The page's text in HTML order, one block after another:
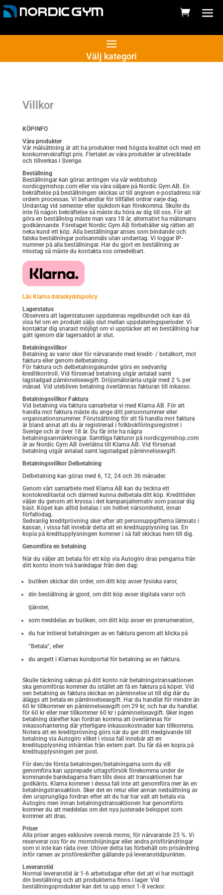
Välj kategori
Villkor
KÖPINFO
Våra produkter
Vår målsättning är att ha produkter med högsta kvalitet och med ett
konkurrenskraftigt pris. Flertalet av våra produkter är utvecklade
och tillverkas i Sverige.
Beställning
Beställningar kan göras antingen via vår webbshop
nordicgymshop.com eller via våra säljare på Nordic Gym AB. En
bekräftelse på beställningen skickas ut till angiven e-postadress när
ordern processas. Vi behandlar för tillfället ordrar varje dag.
Undantag vid semester eller sjukdom kan förekomma. Skulle du
inte få någon bekräftelse så måste du höra av dig till oss. För att
göra en beställning måste man vara 18 år, alternativt ha målsmans
godkännande. Företaget Nordic Gym AB förbehåller sig rätten att
neka kund ett köp. Alla beställningar anses som bindande och
falska beställningar polisanmäls utan undantag. Vi loggar IP-
nummer på alla beställningar. Har du gjort en beställning av
misstag så måste du kontakta oss omedelbart.
Läs Klarna dataskyddspolicy
Lagerstatus
Observera att lagerstatusen uppdateras regelbundet och kan då
visa fel om en produkt säljs slut mellan uppdateringsperioder. Vi
kontaktar dig snarast möjligt om vi upptäcker att en beställning har
gått igenom där lagersaldot är slut.
Betalningsvillkor
Betalning av varor sker för närvarande med kredit- / betalkort, mot
faktura eller genom delbetalning.
För faktura och delbetalningskunder görs en sedvanlig
kreditkontroll. Vid försenad betalning utgår avtalad samt
lagstadgad påminnelseavgift. Dröjsmålsränta utgår med 2 % per
månad. Vid utebliven betalning överlämnas fakturan till inkasso.
Betalningsvillkor Faktura
Vid betalning via faktura samarbetar vi med Klarna AB. För att
handla mot faktura måste du ange ditt personnummer eller
organisationsnummer. Förutsättning för att få handla mot faktura
är bland annat att du är registrerad i folkbokföringsregistret i
Sverige och är över 18 år. Du får inte ha några
betalningsanmärkningar. Samtliga fakturor på nordicgymshop.com
är av Nordic Gym AB överlåtna till Klarna AB. Vid försenad
betalning utgår avtalad samt lagstadgad påminnelseavgift.
Betalningsvillkor Delbetalning
Delbetalning kan göras med 6, 12, 24 och 36 månader.
Genom vårt samarbete med Klarna AB kan du teckna ett
kontokreditavtal och därmed kunna delbetala ditt köp. Kredittiden
väljer du genom att kryssa i det kampanjalternativ som passar dig
bäst. Köpet kan alltid betalas i sin helhet närsomhelst, innan
förfallodag.
Sedvanlig kreditprövning sker efter att personuppgifterna lämnats i
kassan, i vissa fall innebär detta att en kreditupplysning tas. En
kopia på kreditupplysningen kommer i så fall skickas hem till dig.
Genomföra en betalning
När du väljer att betala för ett köp via Autogiro dras pengarna från
ditt konto inom två bankdagar från den dag:
butiken skickar din order, om ditt köp avser fysiska varor,
din beställning är gjord, om ditt köp avser digitala varor och
tjänster,
som meddelas av butiken, om ditt köp avser en prenumeration,
du har initierat betalningen av en faktura genom att klicka på
“Betala”, eller
du angett i Klarnas kundportal för betalning av en faktura.
Skulle täckning saknas på ditt konto när betalningstransaktionen
ska genomföras kommer du istället att få en faktura på köpet. Vid
sen betalning av faktura skickas en påminnelse ut till dig där du
åläggs att betala en påminnelseavgift. Har du handlat för mindre än
60 kr tillkommer en påminnelseavgift om 29 kr, och har du handlat
för 60 kr eller mer tillkommer 60 kr i påminnelseavgift. Sker ingen
betalning därefter kan fordran komma att överlämnas för
inkassohantering där ytterligare inkassokostnader kan tillkomma.
Notera att en kreditprövning görs när du ger ditt medgivande till
betalning via Autogiro vilket i vissa fall innebär att en
kreditupplysning inhämtas från extern part. Du får då en kopia på
kreditupplysningen per post.
För den/de första betalningen/betalningarna som du vill
genomföra kan upprepade uttagsförsök förekomma under de
kommande bankdagarna fram tills dess att transaktionen har
godkänts. Klarna kommer i dessa fall inte att genomföra mer än en
betalningstransaktion. Sker det en retur eller annan nedsättning av
den ursprungliga fordran efter att du har har valt att betala via
Autogiro men innan betalningstransaktionen har genomförts
kommer du att meddelas om det nya justerade beloppet som
kommer att dras.
Priser
Alla priser anges exklusive svensk moms, för närvarande 25 %. Vi
reserverar oss för ev. momshöjningar eller andra prisförändringar
som vi inte kan råda över. Utöver detta tas förbehåll om prisändring
inför ramen av prisföreskrifter gällande på leveranstidpunkten.
Leveranstid
Normal leveranstid är 1-6 arbetsdagar efter det att vi har mottagit
din beställning och att produkterna finns i lager. Vid
beställningsprodukter kan det ta upp emot 1-8 veckor.